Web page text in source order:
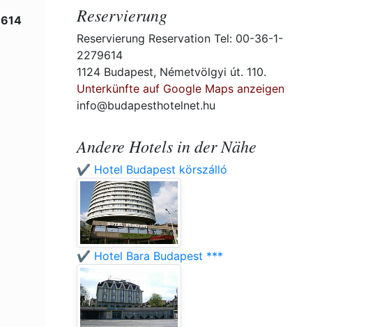
Reservierung
Reservierung Reservation Tel: 00-36-1-
2279614
1124 Budapest, Németvölgyi út. 110.
Unterkünfte auf Google Maps anzeigen
info@budapesthotelnet.hu
Andere Hotels in der Nähe
✔️ Hotel Budapest körszálló
✔️ Hotel Bara Budapest ***